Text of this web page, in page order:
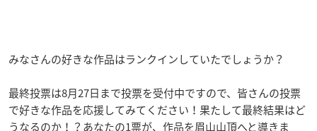
みなさんの好きな作品はランクインしていたでしょうか？
最終投票は8月27日まで投票を受付中ですので、皆さんの投票
で好きな作品を応援してみてください！果たして最終結果はど
うなるのか！？あなたの1票が、作品を眉山山頂へと導きま